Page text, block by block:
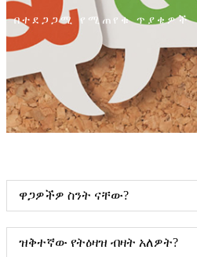
በተደጋጋሚ የሚጠየቁ ጥያቄዎች
ዋጋዎችዎ ስንት ናቸው?
ዝቅተኛው የትዕዛዝ ብዛት አለዎት?